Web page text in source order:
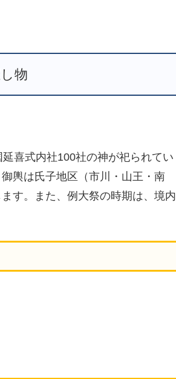
物
喜式内社100社の神が祀られてい
輿は氏子地区（市川・山王・南
す。また、例大祭の時期は、境内